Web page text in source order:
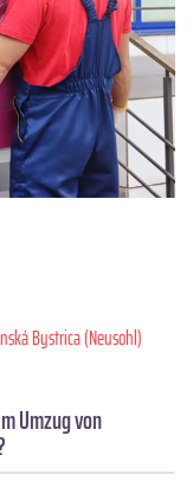
Bystrica (Neusohl)
Umzug von